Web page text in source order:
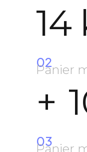
14
02
Panier
+
03
Panier